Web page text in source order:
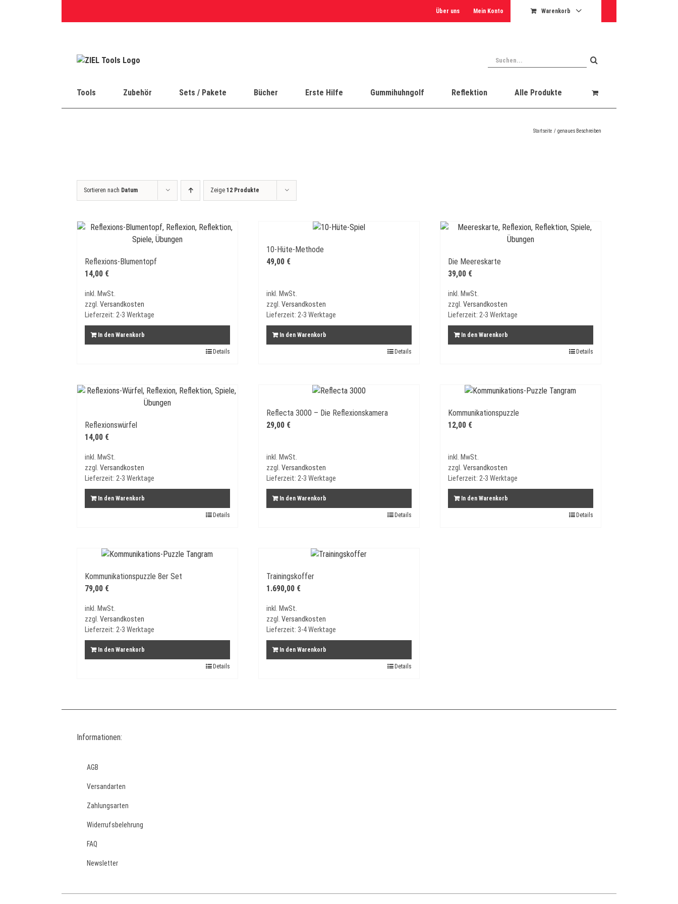
Über uns Mein Konto Warenkorb
Suche
nach:
Tools Zubehör Sets / Pakete Bücher Erste Hilfe Gummihuhngolf Reflektion Alle Produkte
Startseite genaues Beschreiben
Sortieren nach Datum Zeige 12 Produkte
Reflexions-Blumentopf
14,00 €
inkl. MwSt.
zzgl. Versandkosten
Lieferzeit: 2-3 Werktage
In den Warenkorb
Details
10-Hüte-Methode
49,00 €
inkl. MwSt.
zzgl. Versandkosten
Lieferzeit: 2-3 Werktage
In den Warenkorb
Details
Die Meereskarte
39,00 €
inkl. MwSt.
zzgl. Versandkosten
Lieferzeit: 2-3 Werktage
In den Warenkorb
Details
Reflexionswürfel
14,00 €
inkl. MwSt.
zzgl. Versandkosten
Lieferzeit: 2-3 Werktage
In den Warenkorb
Details
Reflecta 3000 – Die Reflexionskamera
29,00 €
inkl. MwSt.
zzgl. Versandkosten
Lieferzeit: 2-3 Werktage
In den Warenkorb
Details
Kommunikationspuzzle
12,00 €
inkl. MwSt.
zzgl. Versandkosten
Lieferzeit: 2-3 Werktage
In den Warenkorb
Details
Kommunikationspuzzle 8er Set
79,00 €
inkl. MwSt.
zzgl. Versandkosten
Lieferzeit: 2-3 Werktage
In den Warenkorb
Details
Trainingskoffer
1.690,00 €
inkl. MwSt.
zzgl. Versandkosten
Lieferzeit: 3-4 Werktage
In den Warenkorb
Details
Informationen:
AGB
Versandarten
Zahlungsarten
Widerrufsbelehrung
FAQ
Newsletter